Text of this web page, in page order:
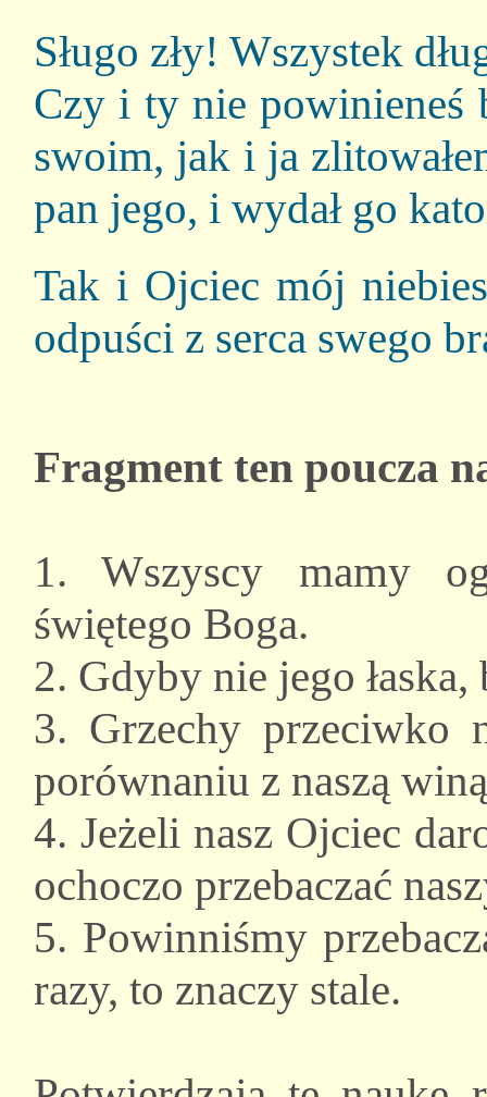
Sługo zły! Wszystek
Czy i ty nie powinieneś
swoim, jak i ja
pan jego, i wydał go
Tak i Ojciec mój
odpuści z serca swego
Fragment ten poucza
1. Wszyscy mamy
świętego Boga.
2. Gdyby nie jego
3. Grzechy przeciwko
porównaniu z naszą
4. Jeżeli nasz Ojciec
ochoczo przebaczać
5. Powinniśmy
razy, to znaczy stale.